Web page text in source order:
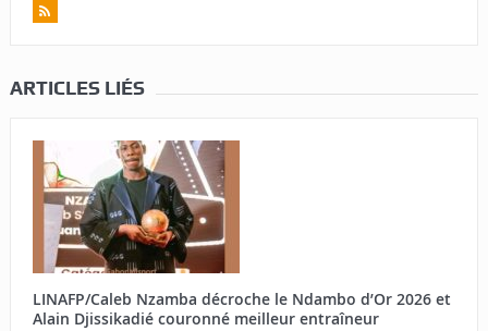
ARTICLES LIÉS
LINAFP/Caleb Nzamba décroche le Ndambo d’Or 2026 et
Alain Djissikadié couronné meilleur entraîneur